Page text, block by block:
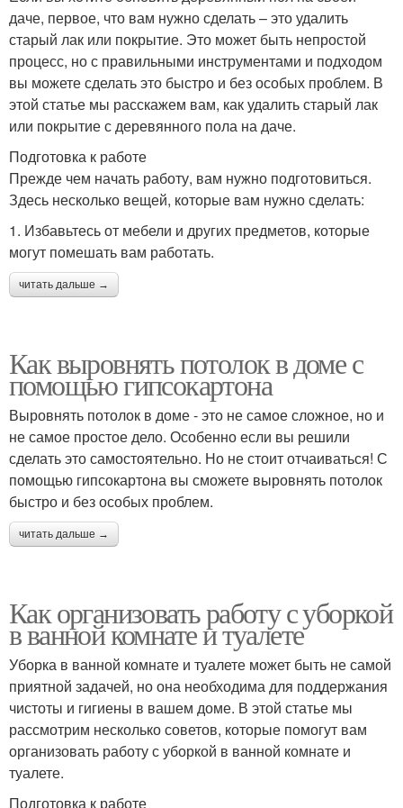
даче, первое, что вам нужно сделать – это удалить
старый лак или покрытие. Это может быть непростой
процесс, но с правильными инструментами и подходом
вы можете сделать это быстро и без особых проблем. В
этой статье мы расскажем вам, как удалить старый лак
или покрытие с деревянного пола на даче.
Подготовка к работе
Прежде чем начать работу, вам нужно подготовиться.
Здесь несколько вещей, которые вам нужно сделать:
1. Избавьтесь от мебели и других предметов, которые
могут помешать вам работать.
читать дальше →
Как выровнять потолок в доме с
помощью гипсокартона
Выровнять потолок в доме - это не самое сложное, но и
не самое простое дело. Особенно если вы решили
сделать это самостоятельно. Но не стоит отчаиваться! С
помощью гипсокартона вы сможете выровнять потолок
быстро и без особых проблем.
читать дальше →
Как организовать работу с уборкой
в ванной комнате и туалете
Уборка в ванной комнате и туалете может быть не самой
приятной задачей, но она необходима для поддержания
чистоты и гигиены в вашем доме. В этой статье мы
рассмотрим несколько советов, которые помогут вам
организовать работу с уборкой в ванной комнате и
туалете.
Подготовка к работе